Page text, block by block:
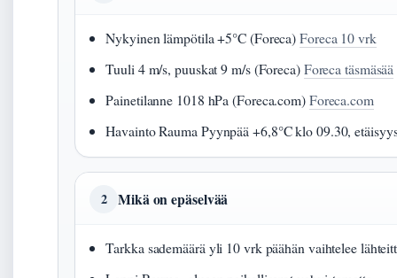
Nykyinen lämpötila +5°C (Foreca)Foreca 10 vrk
Tuuli 4 m/s, puuskat 9 m/s (Foreca)Foreca täsmäsää
Painetilanne 1018 hPa (Foreca.com)Foreca.com
Havainto Rauma Pyynpää +6,8°C klo 09.30,
2 Mikä on epäselvää
Tarkka sademäärä yli 10 vrk päähän vaihtelee